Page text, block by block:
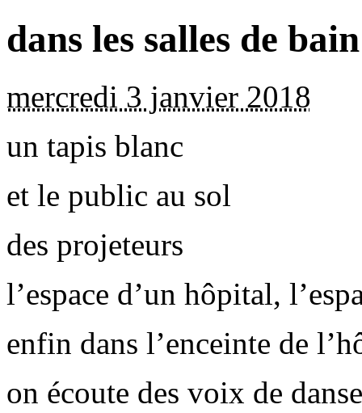
dans les salles de
mercredi 3 janvier 2018
un tapis blanc
et le public au sol
des projeteurs
l’espace d’un hôpital,
enfin dans l’enceinte de
on écoute des voix de